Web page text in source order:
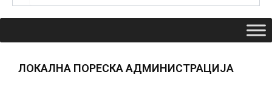
ЛОКАЛНА ПОРЕСКА АДМИНИСТРАЦИЈА